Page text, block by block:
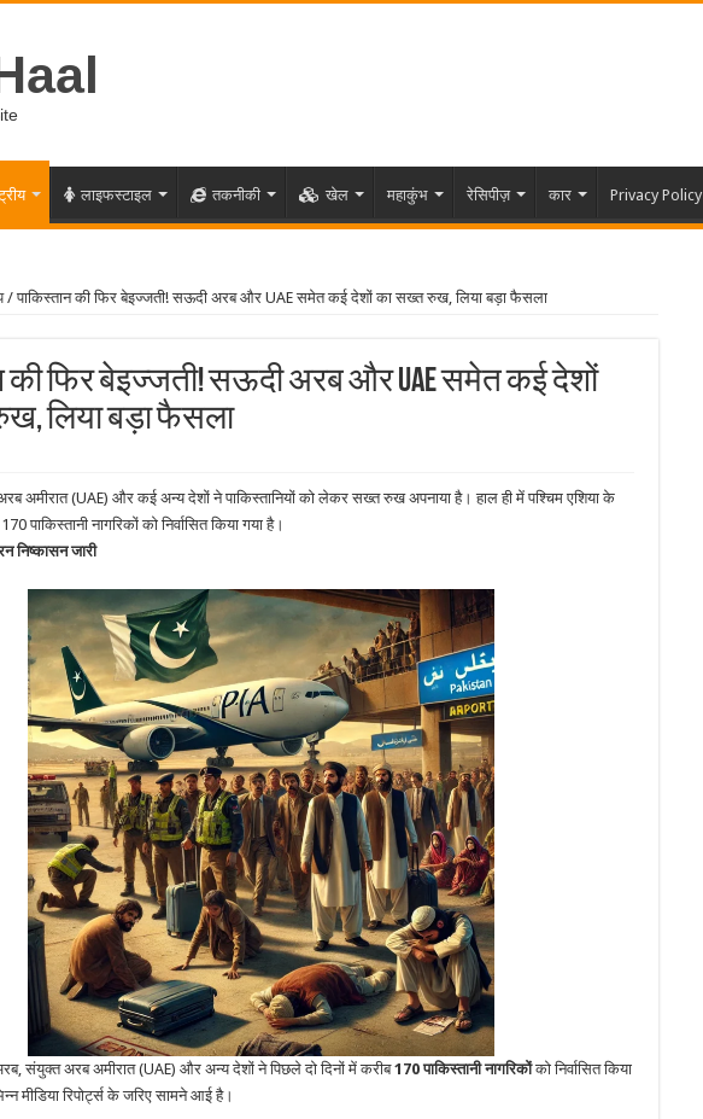
लाइफस्टाइल तकनीकी खेल महाकुंभ रेसिपीज़ कार Privacy Policy
/ पाकिस्तान की फिर बेइज्जती! सऊदी अरब और UAE समेत कई देशों का सख्त रुख, लिया बड़ा फैसला
की फिर बेइज्जती! सऊदी अरब और UAE समेत कई देशों
लिया बड़ा फैसला
अमीरात (UAE) और कई अन्य देशों ने पाकिस्तानियों को लेकर सख्त रुख अपनाया है। हाल ही में पश्चिम एशिया के
पाकिस्तानी नागरिकों को निर्वासित किया गया है।
निष्कासन जारी
संयुक्त अरब अमीरात (UAE) और अन्य देशों ने पिछले दो दिनों में करीब170 पाकिस्तानी नागरिकोंको निर्वासित किया
मीडिया रिपोर्ट्स के जरिए सामने आई है।